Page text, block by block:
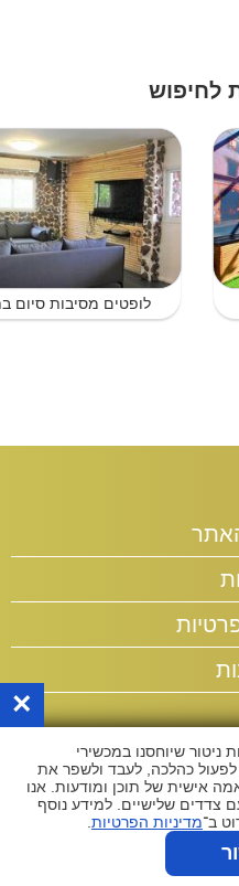
לחיפוש
לופטים מסיבות סיום
×
ניטור שיוחסנו במכשירי
כהלכה, לעבד ולשפר את
אישית של תוכן ומודעות. אנו
צדדים שלישיים. למידע נוסף
ב־מדיניות הפרטיות